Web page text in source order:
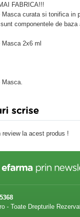
FABRICA!!!
curata si tonifica in
componentele de
2x6 ml
Masca.
scrise
la acest produs !
efarma prin
- Toate Drepturile